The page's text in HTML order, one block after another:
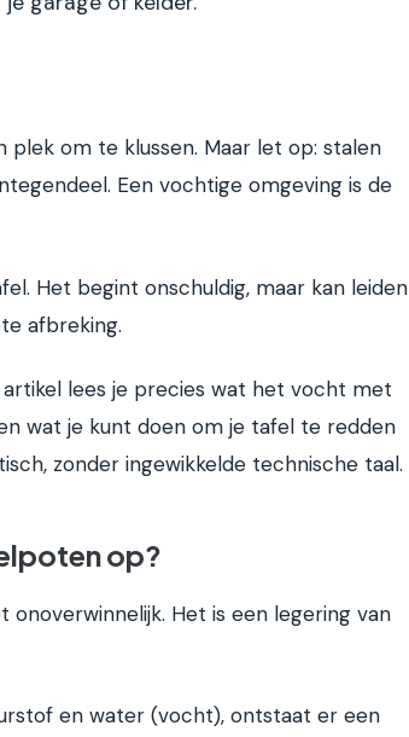
om te klussen. Maar let op: stalen
Een vochtige omgeving is de
Het begint onschuldig, maar kan leiden
afbreking.
lees je precies wat het vocht met
wat je kunt doen om je tafel te redden
zonder ingewikkelde technische taal.
op?
onoverwinnelijk. Het is een legering van
en water (vocht), ontstaat er een